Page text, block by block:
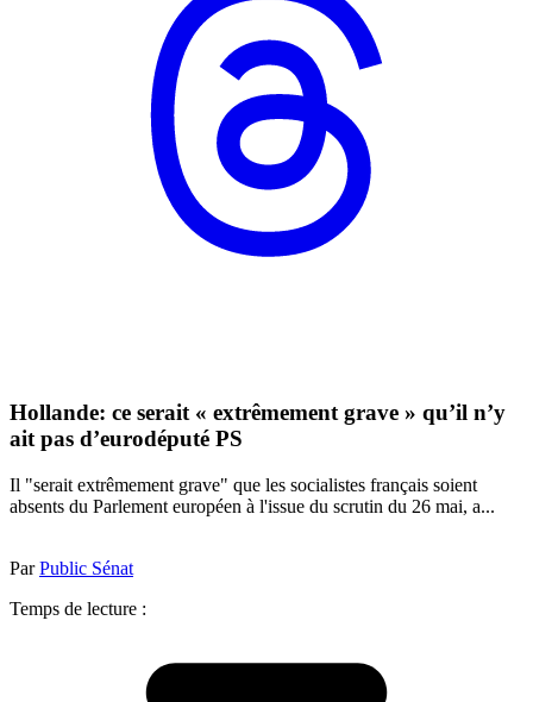
Hollande: ce serait « extrêmement grave » qu’il n’y
ait pas d’eurodéputé PS
Il "serait extrêmement grave" que les socialistes français soient
absents du Parlement européen à l'issue du scrutin du 26 mai, a...
ParPublic Sénat
Temps de lecture :